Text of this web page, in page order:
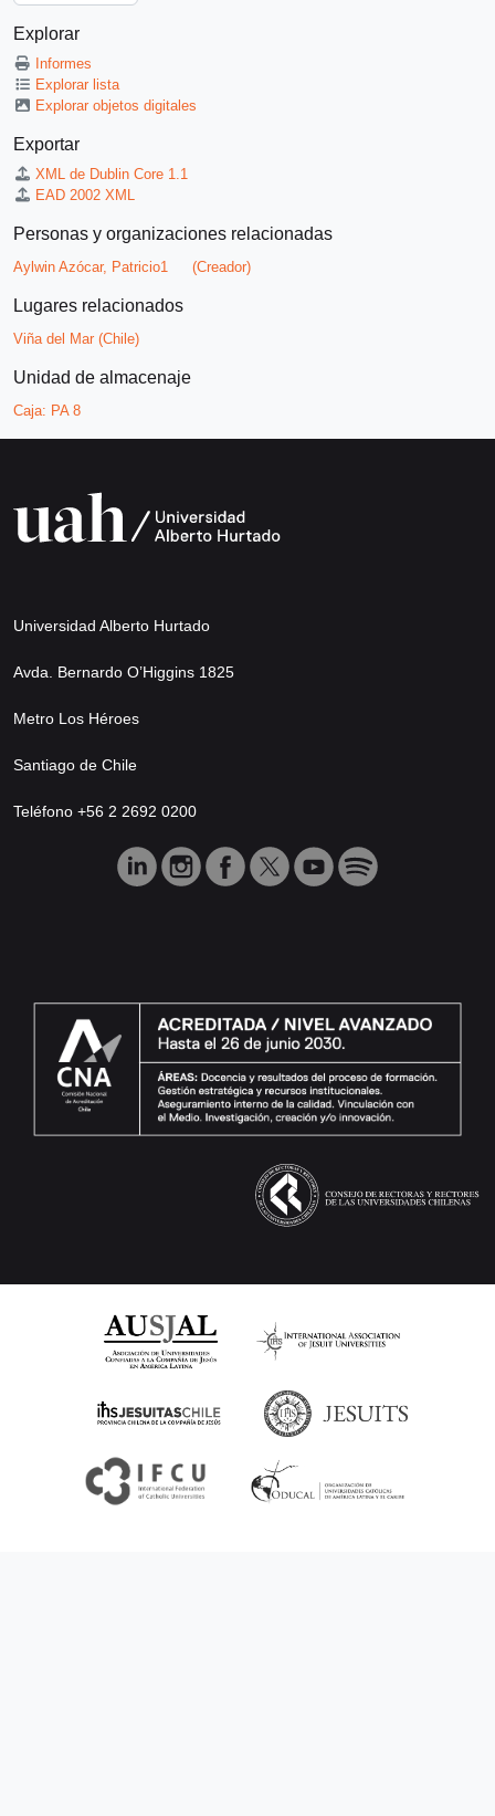
Explorar
Informes
Explorar lista
Explorar objetos digitales
Exportar
XML de Dublin Core 1.1
EAD 2002 XML
Personas y organizaciones relacionadas
Aylwin Azócar, Patricio1 (Creador)
Lugares relacionados
Viña del Mar (Chile)
Unidad de almacenaje
Caja: PA 8
Universidad Alberto Hurtado
Avda. Bernardo O’Higgins 1825
Metro Los Héroes
Santiago de Chile
Teléfono +56 2 2692 0200